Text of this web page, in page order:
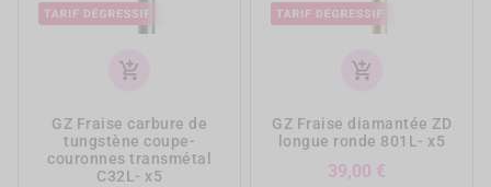
add_shopping_cart
GZ Fraise carbure de
tungstène coupe-
couronnes transmétal
C32L- x5
add_shopping_cart
GZ Fraise diamantée ZD
longue ronde 801L- x5
39,00 €